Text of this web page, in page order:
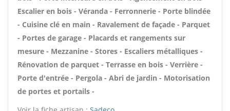
Escalier en bois - Véranda - Ferronnerie - Porte blindée
- Cuisine clé en main - Ravalement de façade - Parquet
- Portes de garage - Placards et rangements sur
mesure - Mezzanine - Stores - Escaliers métalliques -
Rénovation de parquet - Terrasse en bois - Verrière -
Porte d'entrée - Pergola - Abri de jardin - Motorisation
de portes et portails -